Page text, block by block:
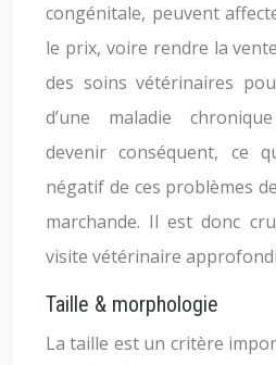
congénitale, peuvent
le prix, voire rendre la
des soins vétérinaires
d’une maladie
devenir conséquent, ce
négatif de ces problèmes
marchande. Il est donc
visite vétérinaire
Taille & morphologie
La taille est un critère